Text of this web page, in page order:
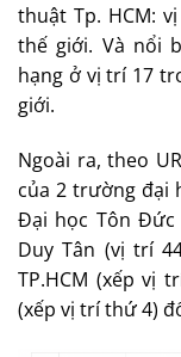
thuật Tp. HCM:
thế giới. Và nổi
hạng ở vị trí 17
giới.
Ngoài ra, theo
của 2 trường đại
Đại học Tôn Đức
Duy Tân (vị trí
TP.HCM (xếp vị
(xếp vị trí thứ 4)